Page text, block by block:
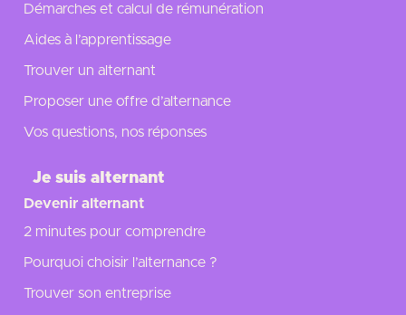
Démarches et calcul de rémunération
Aides à l’apprentissage
Trouver un alternant
Proposer une offre d’alternance
Vos questions, nos réponses
Je suis alternant
Devenir alternant
2 minutes pour comprendre
Pourquoi choisir l’alternance ?
Trouver son entreprise